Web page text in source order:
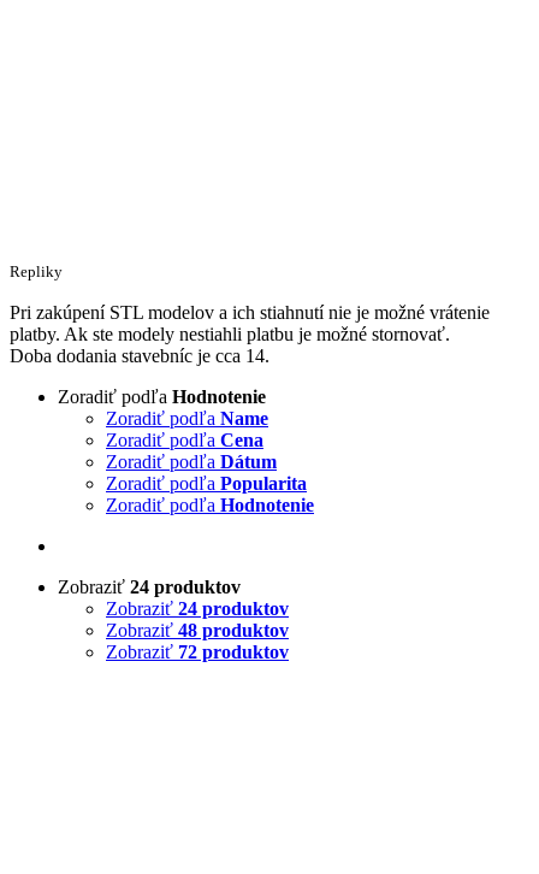
Repliky
Pri zakúpení STL modelov a ich stiahnutí nie je možné vrátenie
platby. Ak ste modely nestiahli platbu je možné stornovať.
Doba dodania stavebníc je cca 14.
Zoradiť podľa Hodnotenie
Zoradiť podľa Name
Zoradiť podľa Cena
Zoradiť podľa Dátum
Zoradiť podľa Popularita
Zoradiť podľa Hodnotenie
Zobraziť 24 produktov
Zobraziť 24 produktov
Zobraziť 48 produktov
Zobraziť 72 produktov